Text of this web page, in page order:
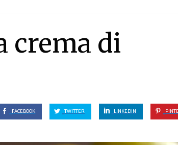
Ricette
Video
Ricette
crema di
FACEBOOK TWITTER LINKEDIN